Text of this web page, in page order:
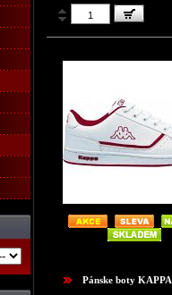
Pánske boty KAPPA